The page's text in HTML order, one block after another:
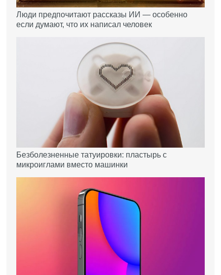
Люди предпочитают рассказы ИИ — особенно
если думают, что их написал человек
Безболезненные татуировки: пластырь с
микроиглами вместо машинки